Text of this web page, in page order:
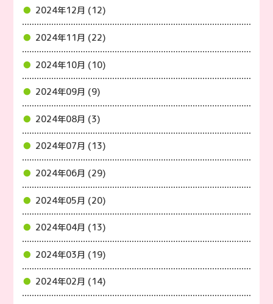
2024年12月 (12)
2024年11月 (22)
2024年10月 (10)
2024年09月 (9)
2024年08月 (3)
2024年07月 (13)
2024年06月 (29)
2024年05月 (20)
2024年04月 (13)
2024年03月 (19)
2024年02月 (14)